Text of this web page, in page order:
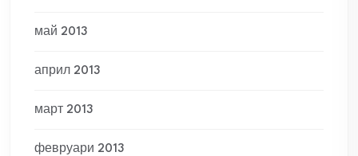
май 2013
април 2013
март 2013
февруари 2013